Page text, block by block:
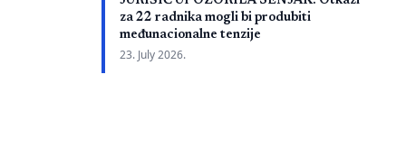
za 22 radnika mogli bi produbiti
međunacionalne tenzije
23. July 2026.